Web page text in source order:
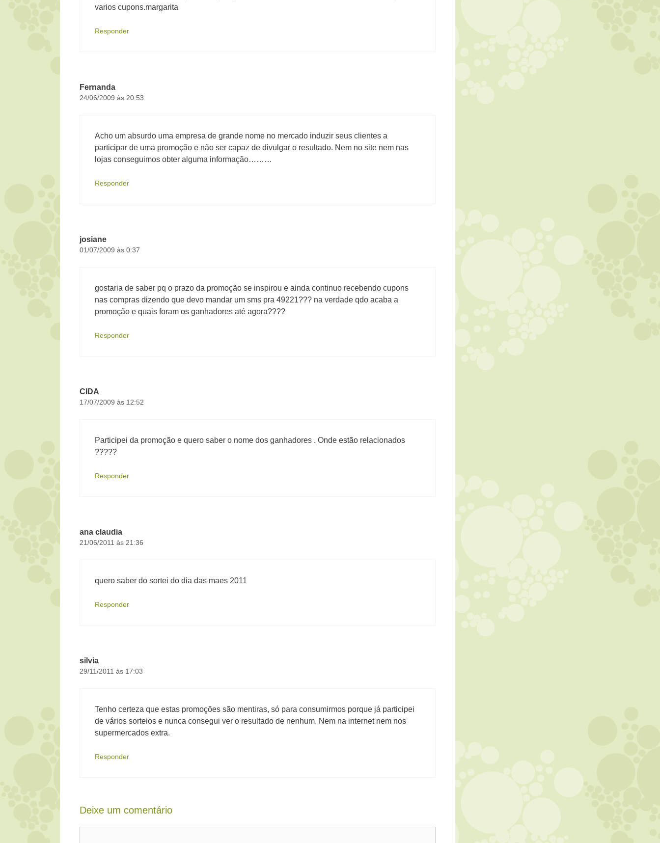
varios cupons.margarita
Responder
Fernanda
24/06/2009 às 20:53
Acho um absurdo uma empresa de grande nome no mercado induzir seus clientes a
participar de uma promoção e não ser capaz de divulgar o resultado. Nem no site nem nas
lojas conseguimos obter alguma informação………
Responder
josiane
01/07/2009 às 0:37
gostaria de saber pq o prazo da promoção se inspirou e ainda continuo recebendo cupons
nas compras dizendo que devo mandar um sms pra 49221??? na verdade qdo acaba a
promoção e quais foram os ganhadores até agora????
Responder
CIDA
17/07/2009 às 12:52
Participei da promoção e quero saber o nome dos ganhadores . Onde estão relacionados
?????
Responder
ana claudia
21/06/2011 às 21:36
quero saber do sortei do dia das maes 2011
Responder
silvia
29/11/2011 às 17:03
Tenho certeza que estas promoções são mentiras, só para consumirmos porque já participei
de vários sorteios e nunca consegui ver o resultado de nenhum. Nem na internet nem nos
supermercados extra.
Responder
Deixe um comentário